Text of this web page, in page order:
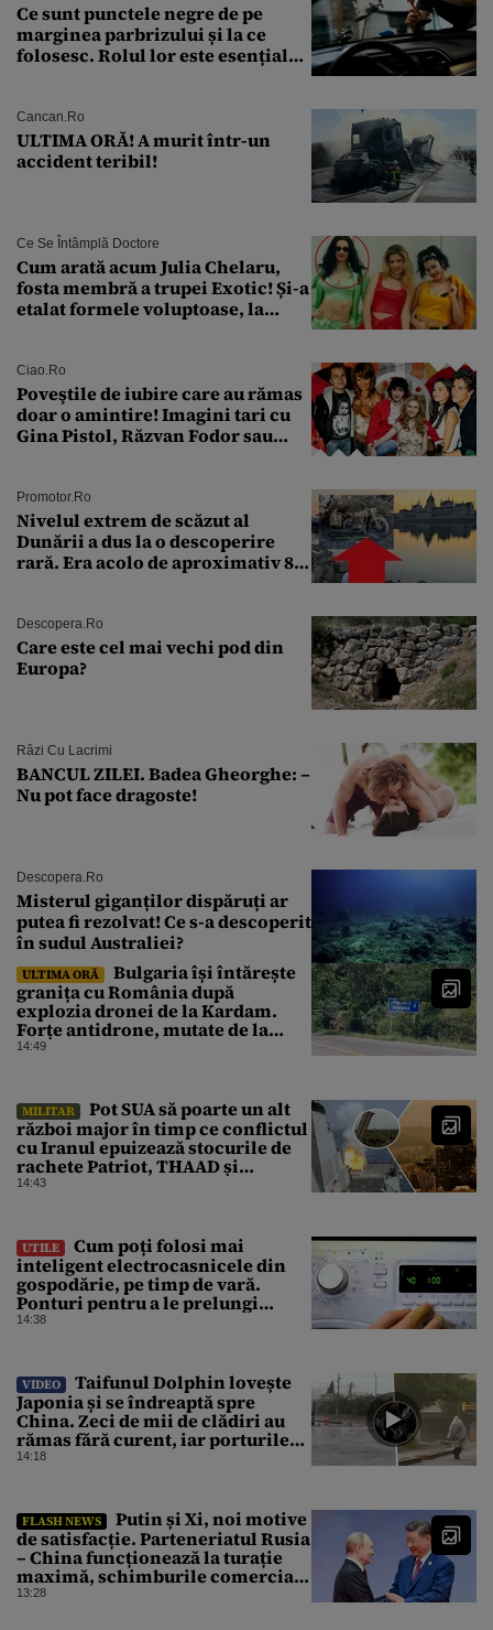
Ce sunt punctele negre de pe
marginea parbrizului și la ce
folosesc. Rolul lor este esențial
Cancan.ro
ULTIMA ORĂ! A murit într-un
accident teribil!
Ce Se Întâmplă Doctore
Cum arată acum Julia Chelaru,
fosta membră a trupei Exotic! Și-a
etalat formele voluptoase, la
Ciao.ro
Poveştile de iubire care au rămas
doar o amintire! Imagini tari cu
Gina Pistol, Răzvan Fodor sau
Promotor.ro
Nivelul extrem de scăzut al
Dunării a dus la o descoperire
rară. Era acolo de aproximativ 80
Descopera.ro
Care este cel mai vechi pod din
Europa?
Râzi Cu Lacrimi
BANCUL ZILEI. Badea Gheorghe: –
Nu pot face dragoste!
Descopera.ro
Misterul giganților dispăruți ar
putea fi rezolvat! Ce s-a descoperit
în sudul Australiei?
ULTIMA ORĂ
Bulgaria își întărește
granița cu România după
explozia dronei de la Kardam.
Forțe antidrone, mutate de la
frontiera cu Turcia
14:49
MILITAR
Pot SUA să poarte un alt
război major în timp ce conflictul
cu Iranul epuizează stocurile de
rachete Patriot, THAAD și
Tomahawk?
14:43
UTILE
Cum poți folosi mai
inteligent electrocasnicele din
gospodărie, pe timp de vară.
Ponturi pentru a le prelungi
durata de viață
14:38
VIDEO
Taifunul Dolphin lovește
Japonia și se îndreaptă spre
China. Zeci de mii de clădiri au
rămas fără curent, iar porturile
au fost închise
14:18
FLASH NEWS
Putin și Xi, noi motive
de satisfacție. Parteneriatul Rusia
– China funcționează la turație
maximă, schimburile comerciale
ating niveluri record
13:28